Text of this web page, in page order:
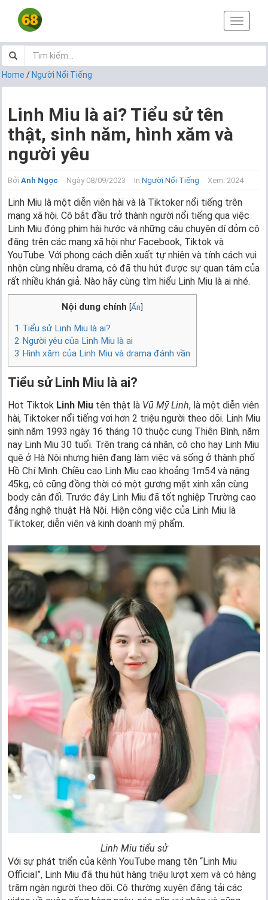
T
o
g
i
n
Home / Người Nổi Tiếng
Linh Miu là ai? Tiểu sử tên
thật, sinh năm, hình xăm và
người yêu
Bởi Anh Ngọc Ngày 08/09/2023 In Người Nổi Tiếng Xem: 2024
Linh Miu là một diễn viên hài và là Tiktoker nổi tiếng trên
mạng xã hội. Cô bắt đầu trở thành người nổi tiếng qua việc
Linh Miu đóng phim hài hước và những câu chuyện dí dỏm cô
đăng trên các mạng xã hội như Facebook, Tiktok và
YouTube. Với phong cách diễn xuất tự nhiên và tính cách vui
nhộn cùng nhiều drama, cô đã thu hút được sự quan tâm của
rất nhiều khán giả. Nào hãy cùng tìm hiểu Linh Miu là ai nhé.
Nội dung chính [Ẩn]
1 Tiểu sử Linh Miu là ai?
2 Người yêu của Linh Miu là ai
3 Hình xăm của Linh Miu và drama đánh vần
Tiểu sử Linh Miu là ai?
Hot Tiktok Linh Miu tên thật là Vũ Mỹ Linh, là một diễn viên
hài, Tiktoker nổi tiếng vơi hơn 2 triệu người theo dõi. Linh Miu
sinh năm 1993 ngày 16 tháng 10 thuộc cung Thiên Bình, năm
nay Linh Miu 30 tuổi. Trên trang cá nhân, cô cho hay Linh Miu
quê ở Hà Nội nhưng hiện đang làm việc và sống ở thành phố
Hồ Chí Minh. Chiều cao Linh Miu cao khoảng 1m54 và nặng
45kg, cô cũng đồng thời có một gương mặt xinh xắn cùng
body cân đối. Trước đây Linh Miu đã tốt nghiệp Trường cao
đẳng nghệ thuật Hà Nội. Hiện công việc của Linh Miu là
Tiktoker, diễn viên và kinh doanh mỹ phẩm.
Linh Miu tiểu sử
Với sự phát triển của kênh YouTube mang tên “Linh Miu
Official”, Linh Miu đã thu hút hàng triệu lượt xem và có hàng
trăm ngàn người theo dõi. Cô thường xuyên đăng tải các